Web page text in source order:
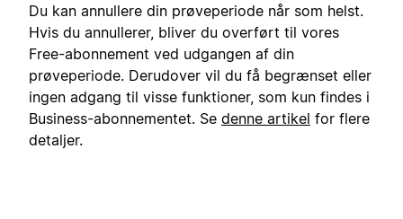
Du kan annullere din prøveperiode når som helst.
Hvis du annullerer, bliver du overført til vores
Free-abonnement ved udgangen af din
prøveperiode. Derudover vil du få begrænset eller
ingen adgang til visse funktioner, som kun findes i
Business-abonnementet. Se denne artikel for flere
detaljer.